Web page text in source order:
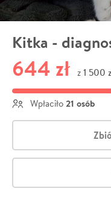
Kitka -
644 zł z 1 500
Wpłaciło 21 osób